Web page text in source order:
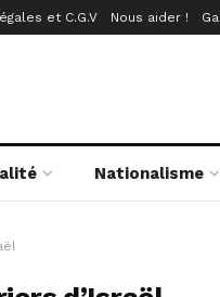
et C.G.V Nous aider !
Nationalisme